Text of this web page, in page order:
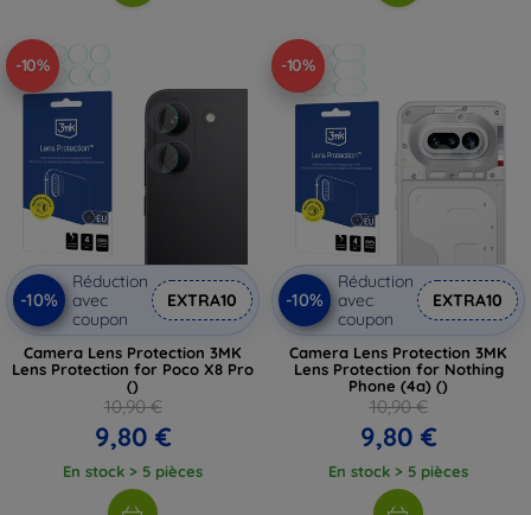
-10%
-10%
Réduction
avec
coupon
EXTRA10
Camera Lens Protection 3MK
Lens Protection for Poco X8 Pro
()
10,90 €
9,80 €
En stock > 5 pièces
-10%
-10%
Réduction
avec
coupon
EXTRA10
Camera Lens Protection 3MK
Lens Protection for Nothing
Phone (4a) ()
10,90 €
9,80 €
En stock > 5 pièces